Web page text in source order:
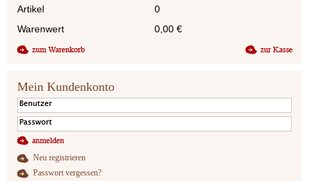
Artikel
0
Warenwert
0,00 €
Mein Kundenkonto
Neu registrieren
Passwort vergessen?